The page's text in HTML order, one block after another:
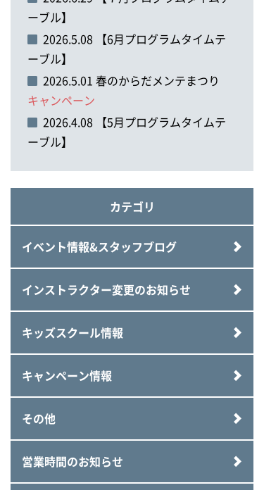
ーブル】
2026.5.08 【6月プログラムタイムテ
ーブル】
2026.5.01 春のからだメンテまつり
キャンペーン
2026.4.08 【5月プログラムタイムテ
ーブル】
カテゴリ
イベント情報&スタッフブログ
インストラクター変更のお知らせ
キッズスクール情報
キャンペーン情報
その他
営業時間のお知らせ